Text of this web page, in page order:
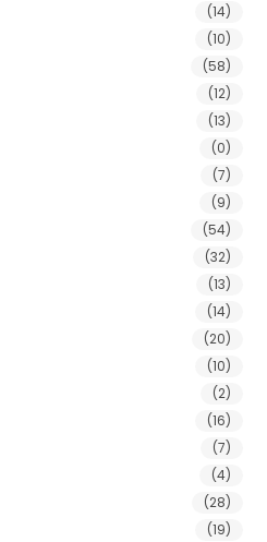
(14)
(10)
(58)
(12)
(13)
(0)
(7)
(9)
(54)
(32)
(13)
(14)
(20)
(10)
(2)
(16)
(7)
(4)
(28)
(19)